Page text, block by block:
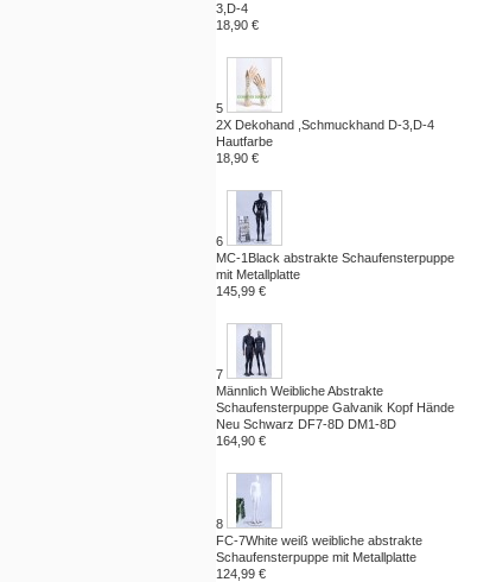
3,D-4
18,90 €
5
2X Dekohand ,Schmuckhand D-3,D-4
Hautfarbe
18,90 €
6
MC-1Black abstrakte Schaufensterpuppe
mit Metallplatte
145,99 €
7
Männlich Weibliche Abstrakte
Schaufensterpuppe Galvanik Kopf Hände
Neu Schwarz DF7-8D DM1-8D
164,90 €
8
FC-7White weiß weibliche abstrakte
Schaufensterpuppe mit Metallplatte
124,99 €